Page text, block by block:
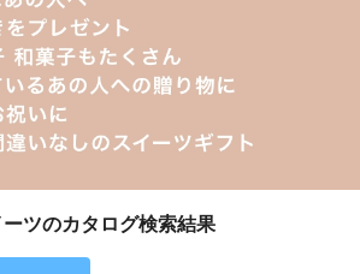
ツのカタログ検索結果